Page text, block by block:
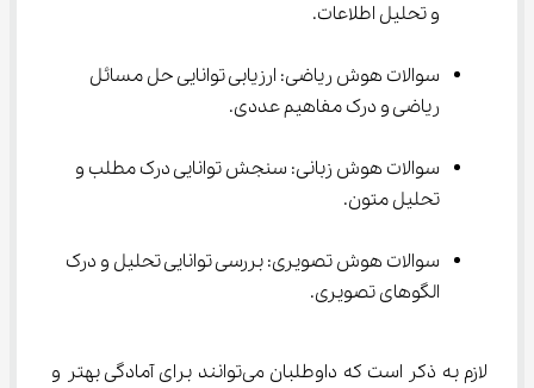
و تحلیل اطلاعات.
سوالات هوش ریاضی: ارزیابی توانایی حل مسائل
ریاضی و درک مفاهیم عددی.
سوالات هوش زبانی: سنجش توانایی درک مطلب و
تحلیل متون.
سوالات هوش تصویری: بررسی توانایی تحلیل و درک
الگوهای تصویری.
لازم به ذکر است که داوطلبان می‌توانند برای آمادگی بهتر و